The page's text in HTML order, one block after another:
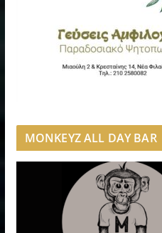
MONKEYZ ALL DAY BAR